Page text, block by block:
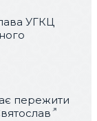
УГКЦ
пережити